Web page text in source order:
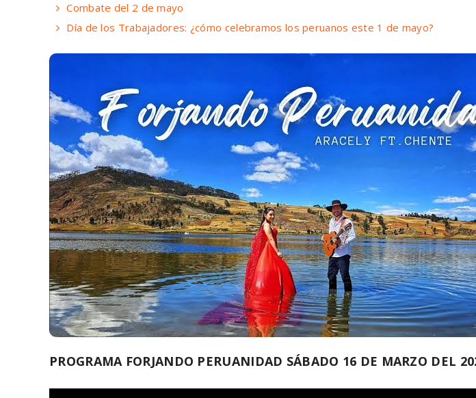
Combate del 2 de mayo
Día de los Trabajadores: ¿cómo celebramos los peruanos este 1 de mayo?
PROGRAMA FORJANDO PERUANIDAD SÁBADO 16 DE MARZO DEL